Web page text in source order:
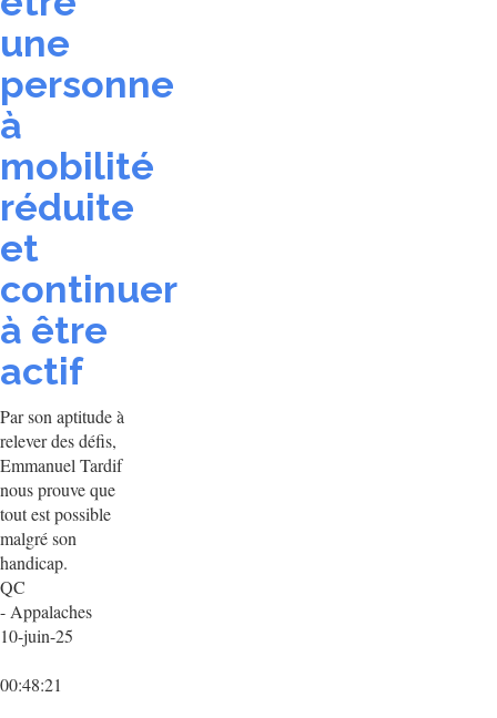
une
personne
à
mobilité
réduite
et
continuer
à être
actif
Par son aptitude à
relever des défis,
Emmanuel Tardif
nous prouve que
tout est possible
malgré son
handicap.
QC
- Appalaches
10-juin-25
00:48:21